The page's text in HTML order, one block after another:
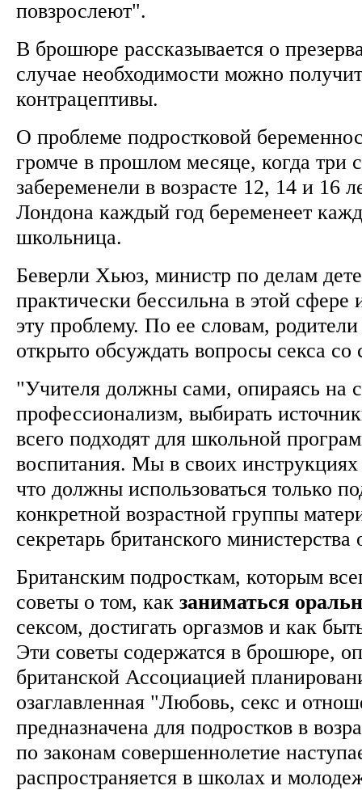
повзрослеют".
В брошюре рассказывается о
случае необходимости можно
контрацептивы.
О проблеме подростковой
громче в прошлом месяце, когда три
забеременели в возрасте 12, 14 и 16
Лондона каждый год беременеет
школьница.
Беверли Хьюз, министр по делам
практически бессильна в этой
эту проблему. По ее словам,
открыто обсуждать вопросы секса
"Учителя должны сами, опираясь на
профессионализм, выбирать
всего подходят для школьной
воспитания. Мы в своих инструкциях
что должны использоваться только
конкретной возрастной группы
секретарь британского
Британским подросткам, которым
советы о том, как заниматься
сексом, достигать оргазмов и как
Эти советы содержатся в брошюре,
британской Ассоциацией
озаглавленная "Любовь, секс и
предназначена для подростков в
по законам совершеннолетие
распространяется в школах и